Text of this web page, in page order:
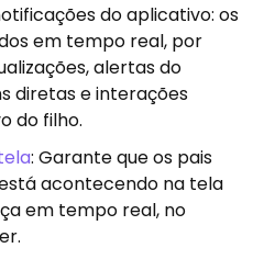
do aplicativo: os
em tempo real, por
alertas do
diretas e interações
do filho.
: Garante que os pais
acontecendo na tela
em tempo real, no